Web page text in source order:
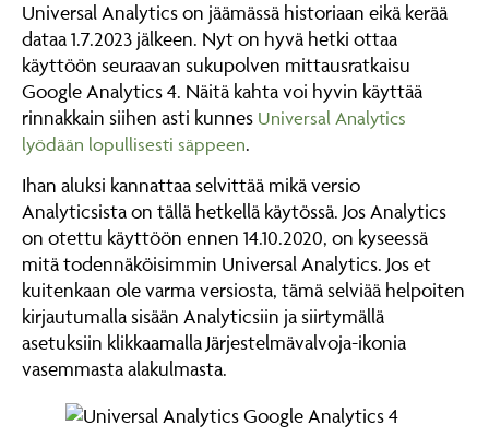
Universal Analytics on jäämässä historiaan eikä kerää
dataa 1.7.2023 jälkeen. Nyt on hyvä hetki ottaa
käyttöön seuraavan sukupolven mittausratkaisu
Google Analytics 4. Näitä kahta voi hyvin käyttää
rinnakkain siihen asti kunnes Universal Analytics
lyödään lopullisesti säppeen.
Ihan aluksi kannattaa selvittää mikä versio
Analyticsista on tällä hetkellä käytössä. Jos Analytics
on otettu käyttöön ennen 14.10.2020, on kyseessä
mitä todennäköisimmin Universal Analytics. Jos et
kuitenkaan ole varma versiosta, tämä selviää helpoiten
kirjautumalla sisään Analyticsiin ja siirtymällä
asetuksiin klikkaamalla Järjestelmävalvoja-ikonia
vasemmasta alakulmasta.